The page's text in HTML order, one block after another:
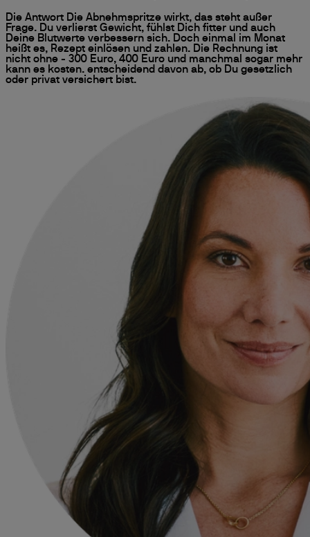
Die Antwort Die Abnehmspritze wirkt, das steht außer
Frage. Du verlierst Gewicht, fühlst Dich fitter und auch
Deine Blutwerte verbessern sich. Doch einmal im Monat
heißt es, Rezept einlösen und zahlen. Die Rechnung ist
nicht ohne - 300 Euro, 400 Euro und manchmal sogar mehr
kann es kosten. entscheidend davon ab, ob Du gesetzlich
oder privat versichert bist.